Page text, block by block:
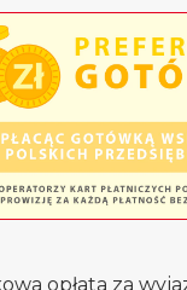
opłata za